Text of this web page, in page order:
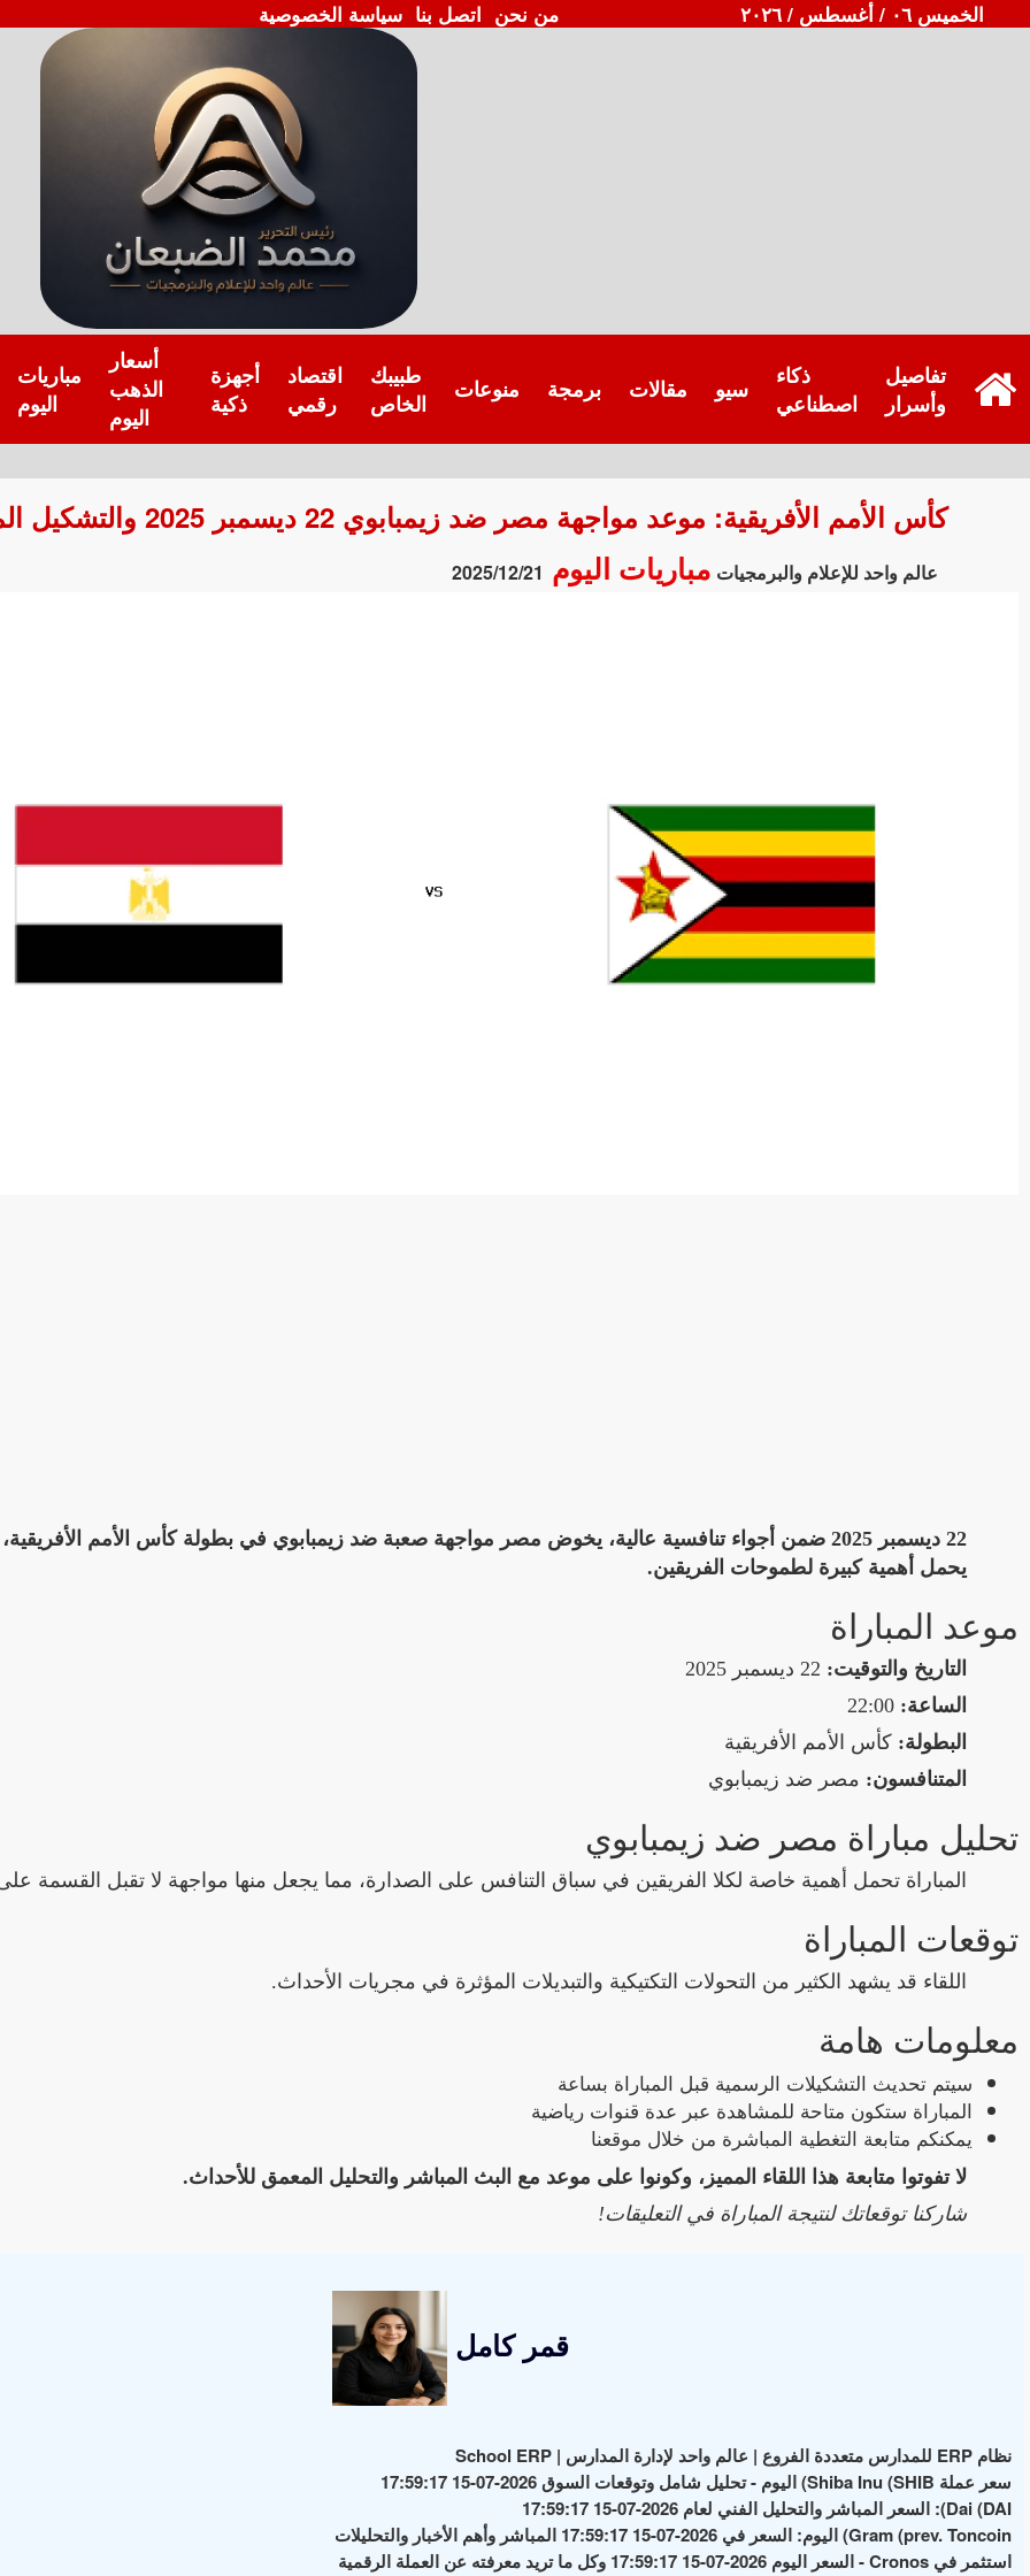
الخميس ٠٦ / أغسطس / ٢٠٢٦ من نحن اتصل بنا سياسة الخصوصية
مباريات
اليوم
أسعار
الذهب
اليوم
أجهزة
ذكية
اقتصاد
رقمي
طبيبك
الخاص
منوعات برمجة مقالات سيو
ذكاء
اصطناعي
تفاصيل
وأسرار
كأس الأمم الأفريقية: موعد مواجهة مصر ضد زيمبابوي 22 ديسمبر 2025 والتشكيل المتوقع
عالم واحد للإعلام والبرمجيات مباريات اليوم 2025/12/21
22 ديسمبر 2025 ضمن أجواء تنافسية عالية، يخوض مصر مواجهة صعبة ضد زيمبابوي في بطولة كأس الأمم
يحمل أهمية كبيرة لطموحات الفريقين.
موعد المباراة
التاريخ والتوقيت:
الساعة: 22:00
البطولة: كأس الأمم الأفريقية
المتنافسون: مصر ضد زيمبابوي
تحليل مباراة مصر ضد زيمبابوي
المباراة تحمل أهمية خاصة لكلا الفريقين في سباق التنافس على الصدارة، مما يجعل منها مواجهة لا تقبل القسمة
توقعات المباراة
اللقاء قد يشهد الكثير من التحولات التكتيكية والتبديلات المؤثرة في مجريات الأحداث.
معلومات هامة
سيتم تحديث التشكيلات الرسمية قبل المباراة بساعة
المباراة ستكون متاحة للمشاهدة عبر عدة قنوات رياضية
يمكنكم متابعة التغطية المباشرة من خلال موقعنا
لا تفوتوا متابعة هذا اللقاء المميز، وكونوا على موعد مع البث المباشر والتحليل المعمق للأحداث.
شاركنا توقعاتك لنتيجة المباراة في التعليقات!
قمر كامل
نظام ERP للمدارس متعددة الفروع | عالم واحد لإدارة المدارس | School ERP
سعر عملة Shiba Inu (SHIB) اليوم - تحليل شامل وتوقعات السوق 2026-07-15 17:59:17
Dai (DAI): السعر المباشر والتحليل الفني لعام 2026-07-15 17:59:17
Gram (prev. Toncoin) اليوم: السعر في 2026-07-15 17:59:17 المباشر وأهم الأخبار والتحليلات
استثمر في Cronos - السعر اليوم 2026-07-15 17:59:17 وكل ما تريد معرفته عن العملة الرقمية